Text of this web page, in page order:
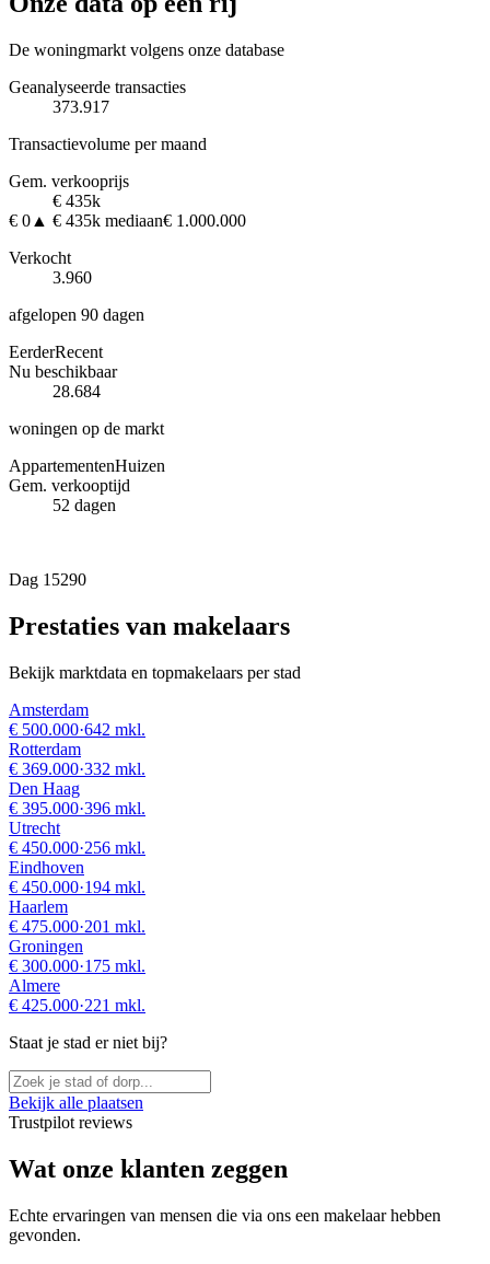
De woningmarkt volgens onze database
Geanalyseerde transacties
373.917
Transactievolume per maand
Gem. verkooprijs
€ 435k
€ 0 ▲ € 435k mediaan€ 1.000.000
Verkocht
3.960
afgelopen 90 dagen
EerderRecent
Nu beschikbaar
28.684
woningen op de markt
AppartementenHuizen
Gem. verkooptijd
52 dagen
Dag 1 5290
Prestaties van makelaars
Bekijk marktdata en topmakelaars per stad
Amsterdam
€ 500.000·642 mkl.
Rotterdam
€ 369.000·332 mkl.
Den Haag
€ 395.000·396 mkl.
Utrecht
€ 450.000·256 mkl.
Eindhoven
€ 450.000·194 mkl.
Haarlem
€ 475.000·201 mkl.
Groningen
€ 300.000·175 mkl.
Almere
€ 425.000·221 mkl.
Staat je stad er niet bij?
Bekijk alle plaatsen
Trustpilot reviews
Wat onze klanten zeggen
Echte ervaringen van mensen die via ons een makelaar hebben
gevonden.